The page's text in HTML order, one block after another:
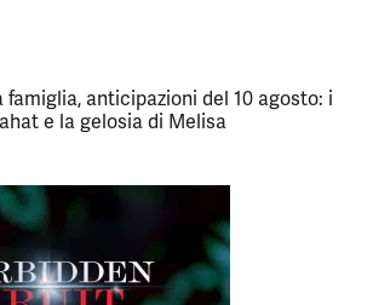
famiglia, anticipazioni del 10 agosto: i
e la gelosia di Melisa